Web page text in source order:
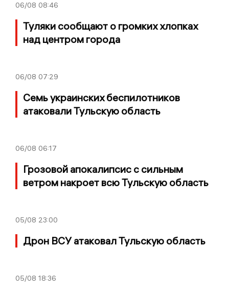
06/08 08:46
Туляки сообщают о громких хлопках
над центром города
06/08 07:29
Семь украинских беспилотников
атаковали Тульскую область
06/08 06:17
Грозовой апокалипсис с сильным
ветром накроет всю Тульскую область
05/08 23:00
Дрон ВСУ атаковал Тульскую область
05/08 18:36